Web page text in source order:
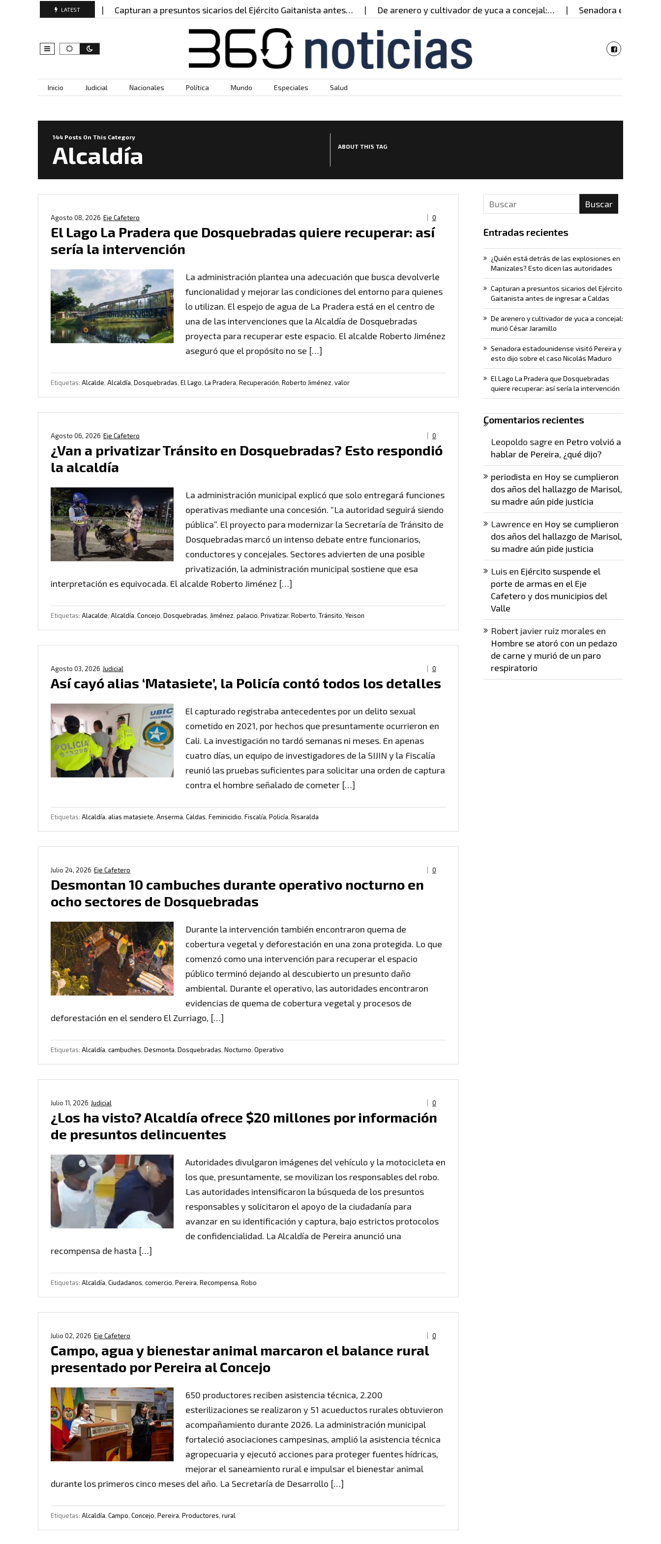
LATEST
Manizales?… Capturan a presuntos sicarios del Ejército Gaitanista antes… De arenero y cultivador de yuca a concejal:… Senadora estadounidense
Skip to content
Inicio Judicial Nacionales Política Mundo Especiales Salud
144 Posts On This Category
Alcaldía ABOUT THIS TAG
Eje Cafetero
Agosto 08, 2026 0
El Lago La Pradera que Dosquebradas quiere recuperar: así
sería la intervención
La administración plantea una adecuación que busca devolverle
funcionalidad y mejorar las condiciones del entorno para quienes
lo utilizan. El espejo de agua de La Pradera está en el centro de
una de las intervenciones que la Alcaldía de Dosquebradas
proyecta para recuperar este espacio. El alcalde Roberto Jiménez
aseguró que el propósito no se […]
Etiquetas: Alcalde, Alcaldía, Dosquebradas, El Lago, La Pradera, Recuperación, Roberto Jiménez, valor
Eje Cafetero
Agosto 06, 2026 0
¿Van a privatizar Tránsito en Dosquebradas? Esto respondió
la alcaldía
La administración municipal explicó que solo entregará funciones
operativas mediante una concesión. “La autoridad seguirá siendo
pública”. El proyecto para modernizar la Secretaría de Tránsito de
Dosquebradas marcó un intenso debate entre funcionarios,
conductores y concejales. Sectores advierten de una posible
privatización, la administración municipal sostiene que esa
interpretación es equivocada. El alcalde Roberto Jiménez […]
Etiquetas: Alacalde, Alcaldía, Concejo, Dosquebradas, Jiménez, palacio, Privatizar, Roberto, Tránsito, Yeison
Judicial
Agosto 03, 2026 0
Así cayó alias ‘Matasiete’, la Policía contó todos los detalles
El capturado registraba antecedentes por un delito sexual
cometido en 2021, por hechos que presuntamente ocurrieron en
Cali. La investigación no tardó semanas ni meses. En apenas
cuatro días, un equipo de investigadores de la SIJIN y la Fiscalía
reunió las pruebas suficientes para solicitar una orden de captura
contra el hombre señalado de cometer […]
Etiquetas: Alcaldía, alias matasiete, Anserma, Caldas, Feminicidio, Fiscalía, Policía, Risaralda
Eje Cafetero
Julio 24, 2026 0
Desmontan 10 cambuches durante operativo nocturno en
ocho sectores de Dosquebradas
Durante la intervención también encontraron quema de
cobertura vegetal y deforestación en una zona protegida. Lo que
comenzó como una intervención para recuperar el espacio
público terminó dejando al descubierto un presunto daño
ambiental. Durante el operativo, las autoridades encontraron
evidencias de quema de cobertura vegetal y procesos de
deforestación en el sendero El Zurriago, […]
Etiquetas: Alcaldía, cambuches, Desmonta, Dosquebradas, Nocturno, Operativo
Judicial
Julio 11, 2026 0
¿Los ha visto? Alcaldía ofrece $20 millones por información
de presuntos delincuentes
Autoridades divulgaron imágenes del vehículo y la motocicleta en
los que, presuntamente, se movilizan los responsables del robo.
Las autoridades intensificaron la búsqueda de los presuntos
responsables y solicitaron el apoyo de la ciudadanía para
avanzar en su identificación y captura, bajo estrictos protocolos
de confidencialidad. La Alcaldía de Pereira anunció una
recompensa de hasta […]
Etiquetas: Alcaldía, Ciudadanos, comercio, Pereira, Recompensa, Robo
Eje Cafetero
Julio 02, 2026 0
Campo, agua y bienestar animal marcaron el balance rural
presentado por Pereira al Concejo
650 productores reciben asistencia técnica, 2.200
esterilizaciones se realizaron y 51 acueductos rurales obtuvieron
acompañamiento durante 2026. La administración municipal
fortaleció asociaciones campesinas, amplió la asistencia técnica
agropecuaria y ejecutó acciones para proteger fuentes hídricas,
mejorar el saneamiento rural e impulsar el bienestar animal
durante los primeros cinco meses del año. La Secretaría de Desarrollo […]
Etiquetas: Alcaldía, Campo, Concejo, Pereira, Productores, rural
Buscar
Entradas recientes
¿Quién está detrás de las explosiones en
Manizales? Esto dicen las autoridades
Capturan a presuntos sicarios del Ejército
Gaitanista antes de ingresar a Caldas
De arenero y cultivador de yuca a concejal:
murió César Jaramillo
Senadora estadounidense visitó Pereira y
esto dijo sobre el caso Nicolás Maduro
El Lago La Pradera que Dosquebradas
quiere recuperar: así sería la intervención
Comentarios recientes
Leopoldo sagre en Petro volvió a
hablar de Pereira, ¿qué dijo?
periodista en Hoy se cumplieron
dos años del hallazgo de Marisol,
su madre aún pide justicia
Lawrence en Hoy se cumplieron
dos años del hallazgo de Marisol,
su madre aún pide justicia
Luisen Ejército suspende el
porte de armas en el Eje
Cafetero y dos municipios del
Valle
Robert javier ruiz moralesen
Hombre se atoró con un pedazo
de carne y murió de un paro
respiratorio